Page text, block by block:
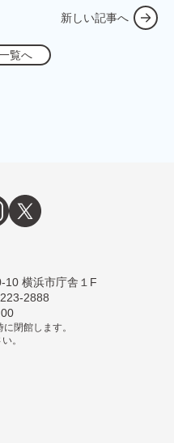
覧へ
新しい記事へ
10 横浜市庁舎１F
2888
閉館します。
。